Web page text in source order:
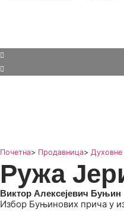
Почетна> Продавница>
Ружа
Виктор Алексејевич Буњин
Избор Буњинових прича у